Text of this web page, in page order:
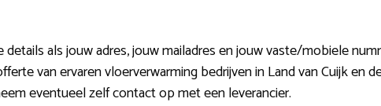
als jouw adres, jouw mailadres en jouw vaste/mobiele
van ervaren vloerverwarming bedrijven in Land van Cuijk en
eventueel zelf contact op met een leverancier.